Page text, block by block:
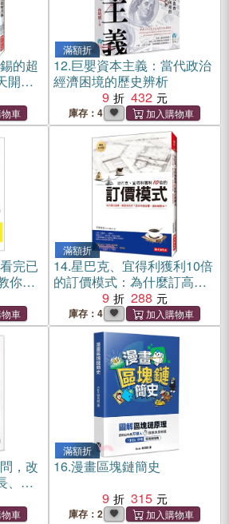
的超
開
準
滿額折
12.巨嬰資本主義：當代政治
經濟困境的歷史辨析
9
432
庫存：4
完已
你在
千萬
！
滿額折
14.星巴克、宜得利獲利10倍
的訂價模式：為什麼訂高
價，買氣卻更好？該如何便
宜賣，還能賺更多？（暢銷
紀念版）
9 288
庫存：4
，改
、改
考
滿額折
16.漫畫區塊鏈簡史
9
315
庫存：2